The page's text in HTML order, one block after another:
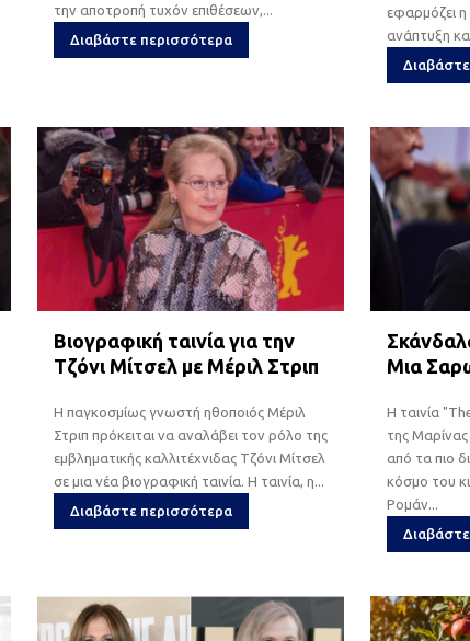
την αποτροπή τυχόν επιθέσεων,...
Διαβάστε περισσότερα
εφαρμόζει η
ανάπτυξη
Βιογραφική ταινία για την
Τζόνι Μίτσελ με Μέριλ Στριπ
Η παγκοσμίως γνωστή ηθοποιός Μέριλ
Στριπ πρόκειται να αναλάβει τον ρόλο της
εμβληματικής καλλιτέχνιδας Τζόνι Μίτσελ
σε μια νέα βιογραφική ταινία. Η ταινία, η...
Διαβάστε περισσότερα
Μια
Η ταινία
της Μαρίνας
από τα πιο
κόσμο του
Ρομάν...